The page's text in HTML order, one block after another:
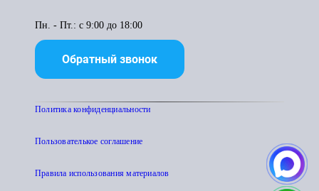
Пн. - Пт.: с 9:00 до 18:00
Обратный звонок
Политика конфиденциальности
Пользователькое соглашение
Правила использования материалов